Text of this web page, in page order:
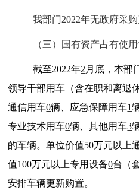
我部门2022年无政府采购
（三）国有资产占有使用
截至2022年2 月底，本部
领导干部用车（含在职和离退
通信用车0辆、应急保障用车1
专业技术用车0辆、其他用车3
的车辆。单位价值50万元以上
值100万元以上专用设备0台（
安排车辆更新购置。